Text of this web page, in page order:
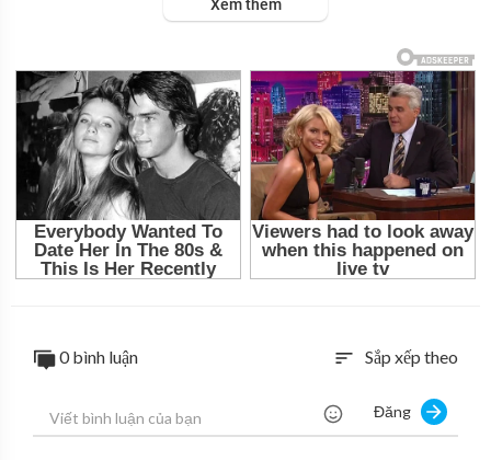
Xem thêm
0 bình luận sort Sắp xếp theo
Đăng